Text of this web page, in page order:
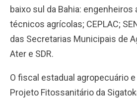
baixo sul da Bahia: engenheiros
técnicos agrícolas; CEPLAC;
das Secretarias Municipais de
Ater e SDR.
O fiscal estadual agropecuário
Projeto Fitossanitário da